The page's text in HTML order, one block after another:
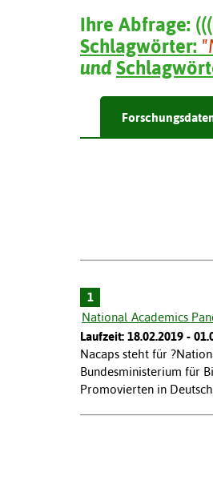
Ihre Abfrage: (((
Schlagwörter:
und
1
National Academics
Laufzeit: 18.02.2019 -
Nacaps steht für
Bundesministerium für
Promovierten in